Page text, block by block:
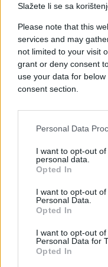
Slažete li se sa
Please note that this
services and may
not limited to your visit
grant or deny consent
use your data for
consent section.
Personal Data
I want to opt-out
personal data.
Opted In
I want to opt-out
Personal Data.
Opted In
I want to opt-out
Personal Data for
Opted In
U blenderu ili jačoj
i datule dok ne
vaniliju, kokosovo
izblendajte pa
U drugoj posudi
sastojke mokrima i
na sjedini.
Prebacite smjesu u
premazali
40 – 50 minuta.
pečen ako čačkalica
Ohladite ga pa
čokoladom.